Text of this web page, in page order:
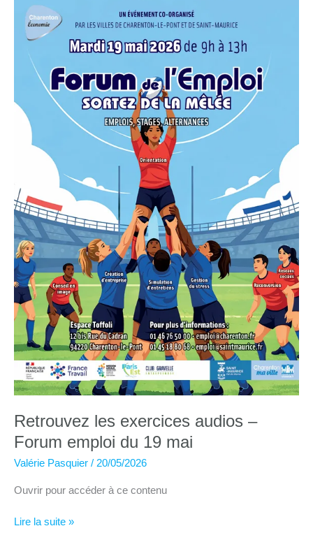
Retrouvez les exercices audios –
Forum emploi du 19 mai
Valérie Pasquier / 20/05/2026
Ouvrir pour accéder à ce contenu
Retrouvez
Lire la suite »